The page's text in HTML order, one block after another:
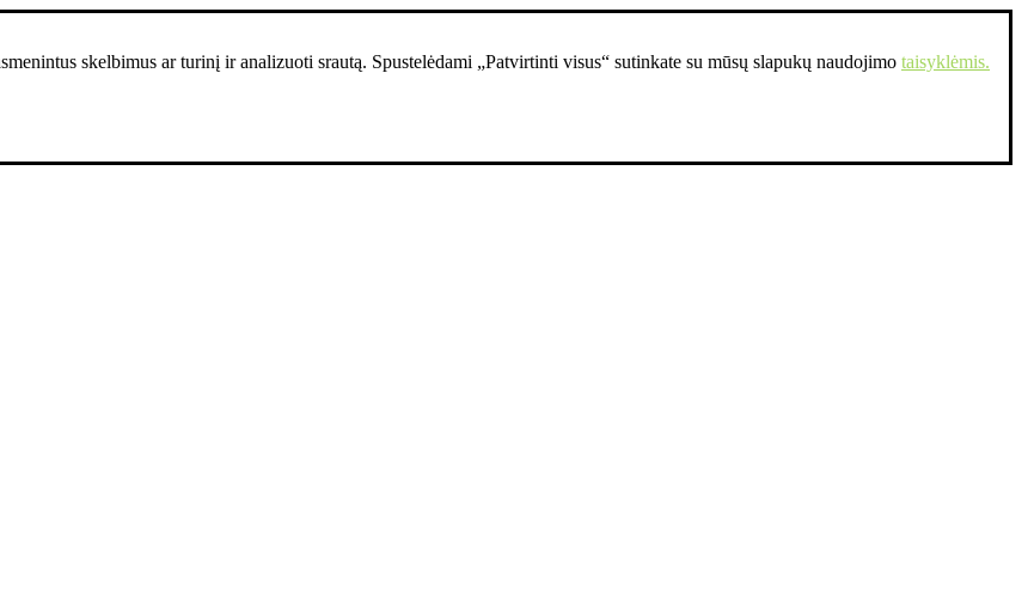
skelbimus ar turinį ir analizuoti srautą. Spustelėdami „Patvirtinti visus“ sutinkate su mūsų slapukų naudojimo taisyklėmis.